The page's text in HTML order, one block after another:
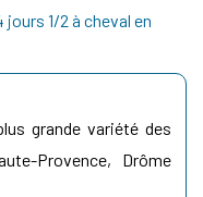
1/2 à cheval en
grande variété des
Provence, Drôme